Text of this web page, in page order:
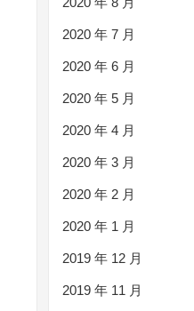
2020 年 7 月
2020 年 6 月
2020 年 5 月
2020 年 4 月
2020 年 3 月
2020 年 2 月
2020 年 1 月
2019 年 12 月
2019 年 11 月